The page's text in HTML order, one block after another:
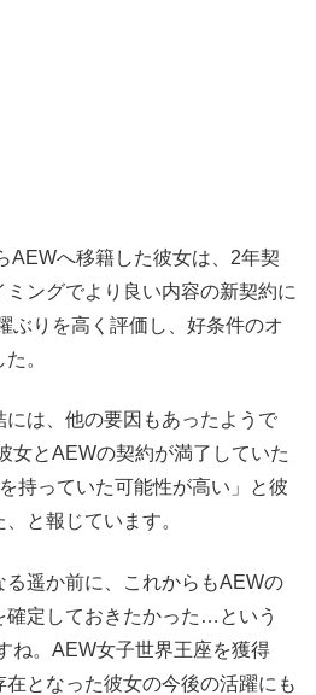
AEWへ移籍した彼女は、2年契
ングでより良い内容の新契約に
ぶりを高く評価し、好条件のオ
。
には、他の要因もあったようで
女とAEWの契約が満了していた
持っていた可能性が高い」と彼
と報じています。
る遥か前に、これからもAEWの
確定しておきたかった…という
ね。AEW女子世界王座を獲得
在となった彼女の今後の活躍にも